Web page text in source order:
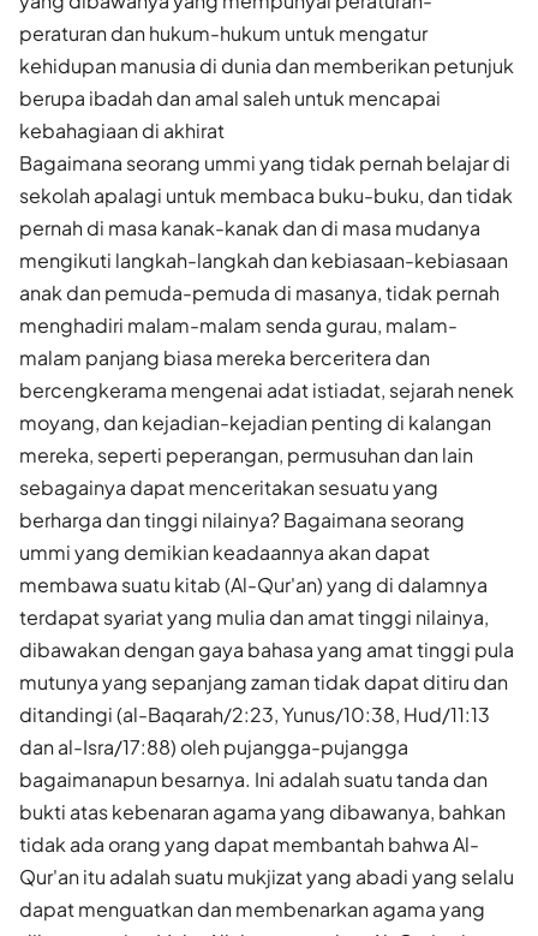
peraturan dan hukum-hukum untuk mengatur
kehidupan manusia di dunia dan memberikan petunjuk
berupa ibadah dan amal saleh untuk mencapai
kebahagiaan di akhirat
Bagaimana seorang ummi yang tidak pernah belajar di
sekolah apalagi untuk membaca buku-buku, dan tidak
pernah di masa kanak-kanak dan di masa mudanya
mengikuti langkah-langkah dan kebiasaan-kebiasaan
anak dan pemuda-pemuda di masanya, tidak pernah
menghadiri malam-malam senda gurau, malam-
malam panjang biasa mereka berceritera dan
bercengkerama mengenai adat istiadat, sejarah nenek
moyang, dan kejadian-kejadian penting di kalangan
mereka, seperti peperangan, permusuhan dan lain
sebagainya dapat menceritakan sesuatu yang
berharga dan tinggi nilainya? Bagaimana seorang
ummi yang demikian keadaannya akan dapat
membawa suatu kitab (Al-Qur'an) yang di dalamnya
terdapat syariat yang mulia dan amat tinggi nilainya,
dibawakan dengan gaya bahasa yang amat tinggi pula
mutunya yang sepanjang zaman tidak dapat ditiru dan
ditandingi (al-Baqarah/2:23, Yunus/10:38, Hud/11:13
dan al-Isra/17:88) oleh pujangga-pujangga
bagaimanapun besarnya. Ini adalah suatu tanda dan
bukti atas kebenaran agama yang dibawanya, bahkan
tidak ada orang yang dapat membantah bahwa Al-
Qur'an itu adalah suatu mukjizat yang abadi yang selalu
dapat menguatkan dan membenarkan agama yang